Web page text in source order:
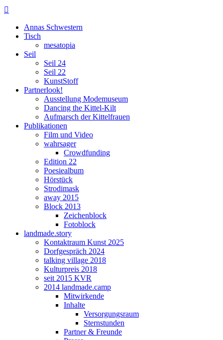

Annas Schwestern
Tisch
mesatopia
Seil
Seil 24
Seil 22
KunstStoff
Partnerlook!
Ausstellung Modemuseum
Dancing the Kittel-Kilt
Aufmarsch der Kittelfrauen
Publikationen
Film und Video
wahrsager
Crowdfunding
Edition 22
Poesiealbum
Hörstück
Strodimask
away 2015
Block 2013
Zeichenblock
Fotoblock
landmade.story
Kontaktraum Kunst 2025
Dorfgespräch 2024
talking village 2018
Kulturpreis 2018
seit 2015 KVR
2014 landmade.camp
Mitwirkende
Inhalte
Versorgungsraum
Sternstunden
Partner & Freunde